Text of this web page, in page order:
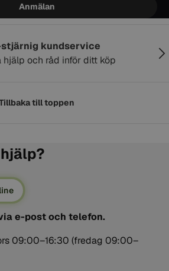
Anmälan
kundservice
hjälp och råd inför ditt köp
till toppen
e-post och telefon.
09:00–16:30 (fredag 09:00–